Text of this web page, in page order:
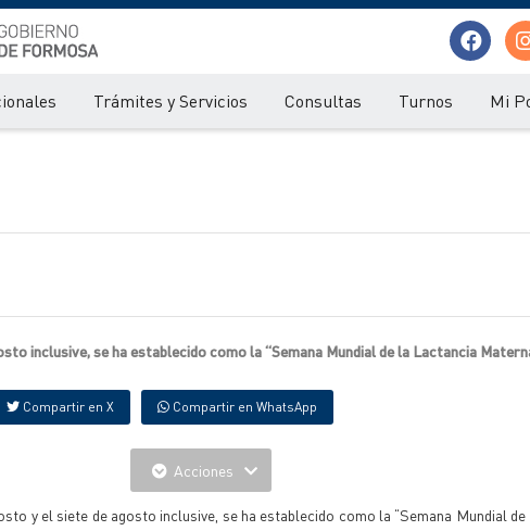
Trámites y Servicios Consultas Turnos Mi
inclusive, se ha establecido como la “Semana Mundial de la Lactancia
Compartir en X Compartir en WhatsApp
Acciones
y el siete de agosto inclusive, se ha establecido como la “Semana Mundial